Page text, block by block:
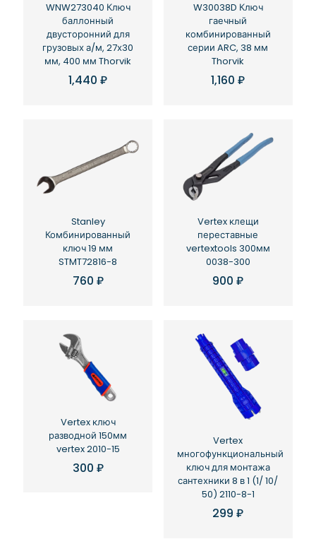
WNW273040 Ключ
баллонный
двусторонний для
грузовых а/м, 27х30
мм, 400 мм Thorvik
1,440₽
W30038D Ключ
гаечный
комбинированный
серии ARC, 38 мм
Thorvik
1,160₽
Stanley
Комбинированный
ключ 19 мм
STMT72816-8
760 ₽
Vertex клещи
переставные
vertextools 300мм
0038-300
900₽
Vertex ключ
разводной 150мм
vertex 2010-15
300 ₽
Vertex
многофункциональный
ключ для монтажа
сантехники 8 в 1 (1/ 10/
50) 2110-8-1
299₽